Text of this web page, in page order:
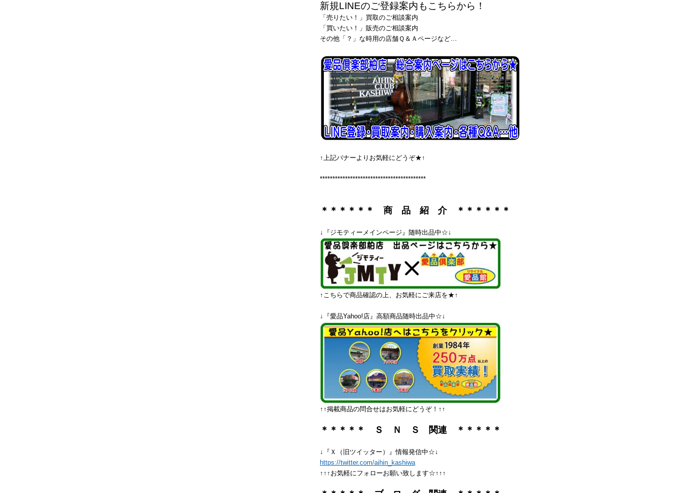
新規LINEのご登録案内もこちらから！
「売りたい！」買取のご相談案内
「買いたい！」販売のご相談案内
その他「？」な時用の店舗Ｑ＆Ａページなど…
↑上記バナーよりお気軽にどうぞ★↑
******************************************
＊＊＊＊＊＊ 商 品 紹 介 ＊＊＊＊＊＊
↓『ジモティーメインページ』随時出品中☆↓
↑こちらで商品確認の上、お気軽にご来店を★↑
↓『愛品Yahoo!店』高額商品随時出品中☆↓
↑↑掲載商品の問合せはお気軽にどうぞ！↑↑
＊＊＊＊＊ Ｓ Ｎ Ｓ 関連 ＊＊＊＊＊
↓『Ｘ（旧ツイッター）』情報発信中☆↓
https://twitter.com/aihin_kashiwa
↑↑↑お気軽にフォローお願い致します☆↑↑↑